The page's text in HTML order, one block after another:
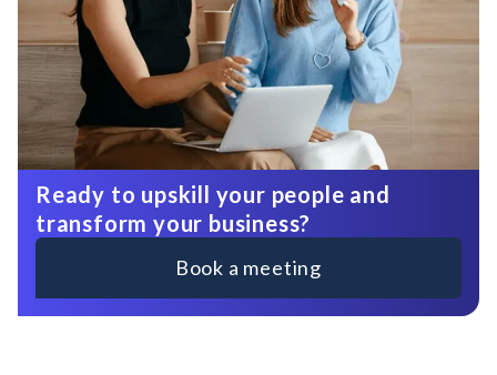
Ready to upskill your people and
transform your business?
Book a meeting